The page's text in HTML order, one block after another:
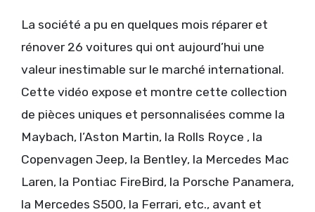
La société a pu en quelques mois réparer et
rénover 26 voitures qui ont aujourd’hui une
valeur inestimable sur le marché international.
Cette vidéo expose et montre cette collection
de pièces uniques et personnalisées comme la
Maybach, l’Aston Martin, la Rolls Royce , la
Copenvagen Jeep, la Bentley, la Mercedes Mac
Laren, la Pontiac FireBird, la Porsche Panamera,
la Mercedes S500, la Ferrari, etc., avant et